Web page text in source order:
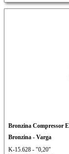
Bronzina Compressor
Bronzina - Varga
K-15.628 - "0,20"